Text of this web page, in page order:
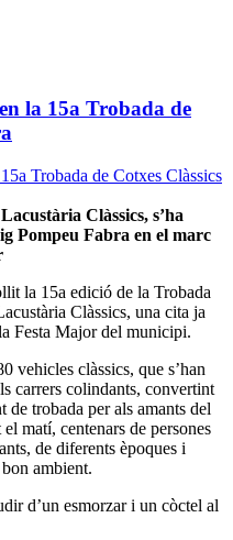
la 15a Trobada de
Clàssics, s’ha
Pompeu Fabra en el marc
la 15a edició de la Trobada
Clàssics, una cita ja
Festa Major del municipi.
vehicles clàssics, que s’han
carrers colindants, convertint
trobada per als amants del
matí, centenars de persones
de diferents èpoques i
ambient.
d’un esmorzar i un còctel al